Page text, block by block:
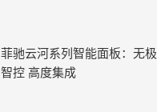
菲驰云河系列智能面板：无极
智控 高度集成